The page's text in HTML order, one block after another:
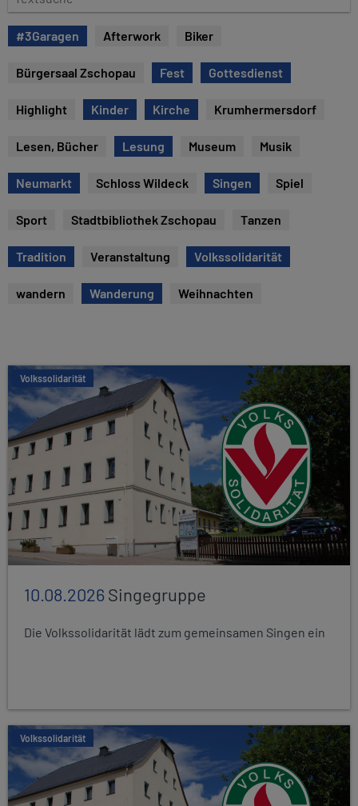
m
e
x
t
#3Garagen Afterwork Biker
Bürgersaal Zschopau Fest Gottesdienst
Highlight Kinder Kirche Krumhermersdorf
Lesen, Bücher Lesung Museum Musik
Neumarkt Schloss Wildeck Singen Spiel
Sport Stadtbibliothek Zschopau Tanzen
Tradition Veranstaltung Volkssolidarität
wandern Wanderung Weihnachten
Volkssolidarität
10.08.2026Singegruppe
Die Volkssolidarität lädt zum gemeinsamen Singen ein
Volkssolidarität